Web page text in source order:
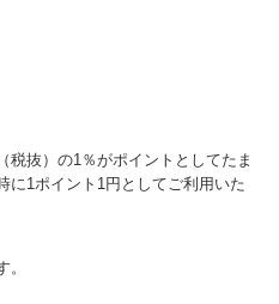
税抜）の1％がポイントとしてたま
に1ポイント1円としてご利用いた